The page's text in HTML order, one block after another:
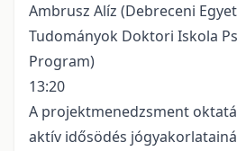
Ambrusz Alíz (Debreceni
Tudományok Doktori Iskola
Program)
13:20
A projektmenedzsment
aktív idősödés